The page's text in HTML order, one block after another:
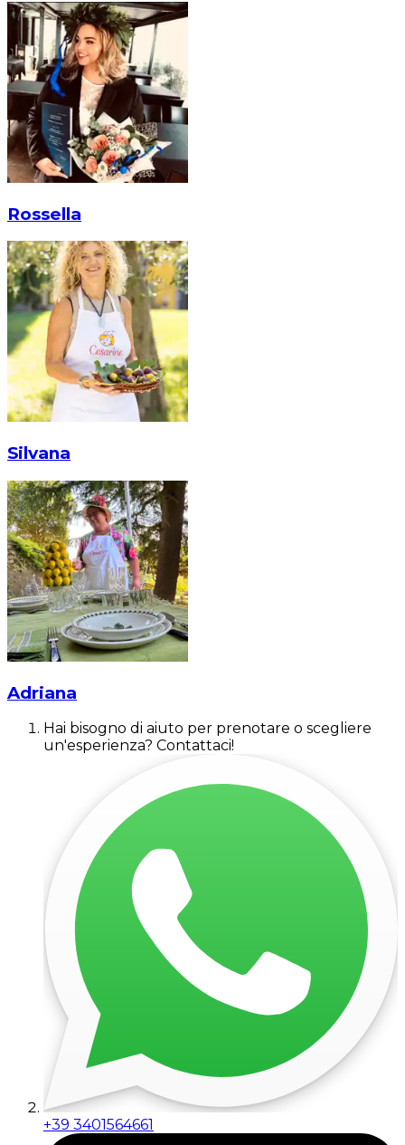
Rossella
Silvana
Adriana
Hai bisogno di aiuto per prenotare o scegliere
un'esperienza? Contattaci!
+39 3401564661